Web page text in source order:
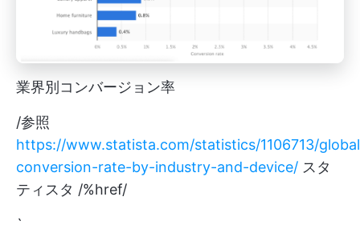
業界別コンバージョン率
/参照
https://www.statista.com/statistics/1106713/
conversion-rate-by-industry-and-device/ スタ
ティスタ /%href/
`